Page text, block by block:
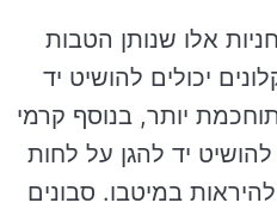
אלו שנותן הטבות
יכולים להושיט יד
יותר, בנוסף קרמי
יד להגן על לחות
במיטבו. סבונים